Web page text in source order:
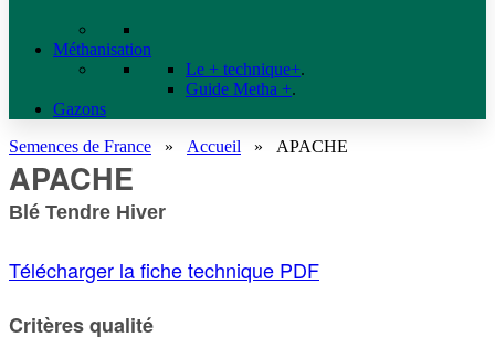
Méthanisation
Le + technique+.
Guide Metha +.
Gazons
Semences de France » Accueil » APACHE
APACHE
Blé Tendre Hiver
Télécharger la fiche technique PDF
Critères qualité